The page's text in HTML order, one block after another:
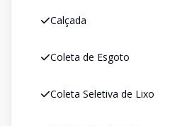
Calçada
Coleta de Esgoto
Coleta Seletiva de Lixo